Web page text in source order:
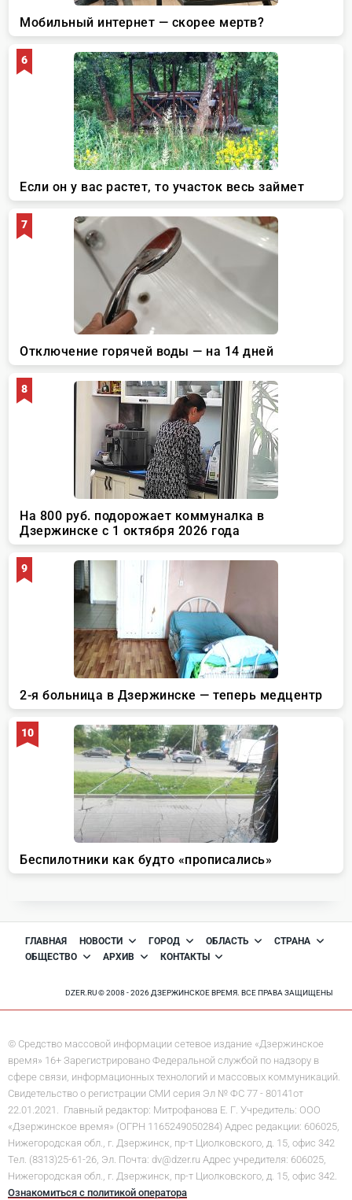
ГЛАВНАЯ НОВОСТИ ГОРОД ОБЛАСТЬ
СТРАНА
ОБЩЕСТВО
АРХИВ КОНТАКТЫ
DZER.RU © 2008 - 2026 ДЗЕРЖИНСКОЕ ВРЕМЯ. ВСЕ ПРАВА ЗАЩИЩЕНЫ
© Средство массовой информации сетевое издание «Дзержинское
время» 16+ Зарегистрировано Федеральной службой по надзору в
сфере связи, информационных технологий и массовых коммуникаций.
Свидетельство о регистрации СМИ серия Эл № ФС 77 - 80141от
22.01.2021. Главный редактор: Митрофанова Е. Г. Учредитель: ООО
«Дзержинское время» (ОГРН 1165249050284) Адрес редакции: 606025,
Нижегородская обл., г. Дзержинск, пр-т Циолковского, д. 15, офис 342
Тел. (8313)25-61-26, Эл. Почта: dv@dzer.ru Адрес учредителя: 606025,
Нижегородская обл., г. Дзержинск, пр-т Циолковского, д. 15, офис 342.
Ознакомиться с политикой оператора